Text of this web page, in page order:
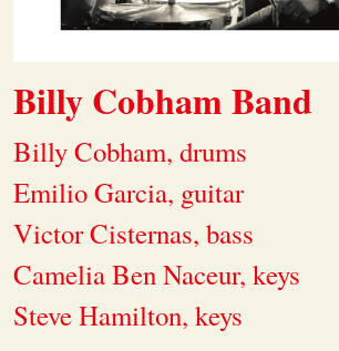
Billy Cobham Band
Billy Cobham, drums
Emilio Garcia, guitar
Victor Cisternas, bass
Camelia Ben Naceur, keys
Steve Hamilton, keys